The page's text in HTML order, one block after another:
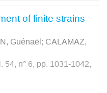
of finite strains
Guénaël ; CALAMAZ,
54, n° 6, pp. 1031-1042,